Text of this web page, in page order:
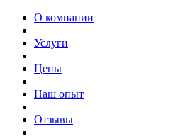
О компании
Услуги
Цены
Наш опыт
Отзывы